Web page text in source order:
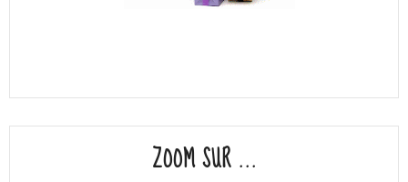
ZOOM SUR ...